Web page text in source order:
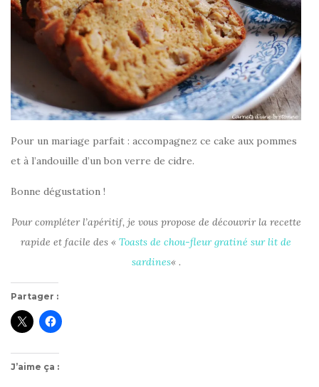
Pour un mariage parfait : accompagnez ce cake aux pommes
et à l’andouille d’un bon verre de cidre.
Bonne dégustation !
Pour compléter l’apéritif, je vous propose de découvrir la recette
rapide et facile des « Toasts de chou-fleur gratiné sur lit de
sardines« .
Partager :
J’aime ça :